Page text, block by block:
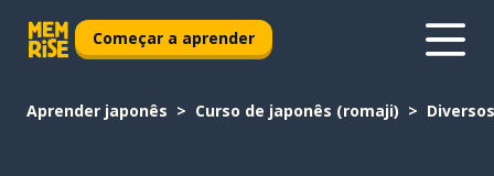
Começar a aprender
Aprender japonês Curso de japonês (romaji) Diversos